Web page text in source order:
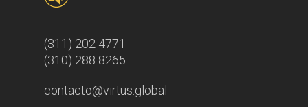
(311) 202 4771
(310) 288 8265
contacto@virtus.global